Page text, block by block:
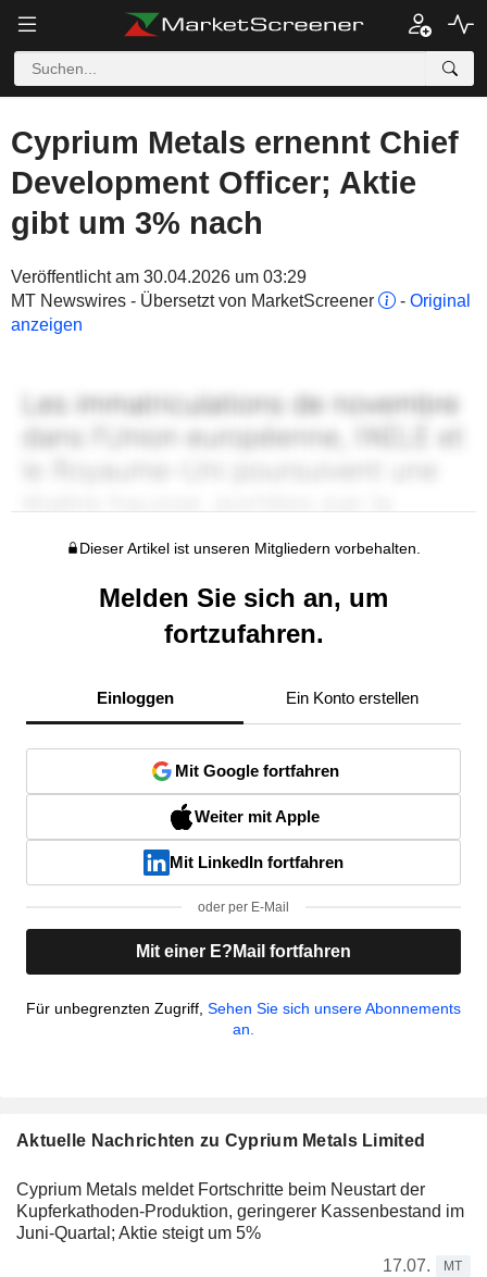
Cyprium Metals ernennt Chief
Development Officer; Aktie
gibt um 3% nach
Veröffentlicht am 30.04.2026 um 03:29
MT Newswires - Übersetzt von MarketScreener
- Original
anzeigen
Dieser Artikel ist unseren Mitgliedern vorbehalten.
Melden Sie sich an, um
fortzufahren.
Einloggen Ein Konto erstellen
Mit Google fortfahren
Weiter mit Apple
Mit LinkedIn fortfahren
oder per E-Mail
Mit einer E?Mail fortfahren
Für unbegrenzten Zugriff, Sehen Sie sich unsere Abonnements
an.
Aktuelle Nachrichten zu Cyprium Metals Limited
Cyprium Metals meldet Fortschritte beim Neustart der
Kupferkathoden-Produktion, geringerer Kassenbestand im
Juni-Quartal; Aktie steigt um 5%
17.07.
MT